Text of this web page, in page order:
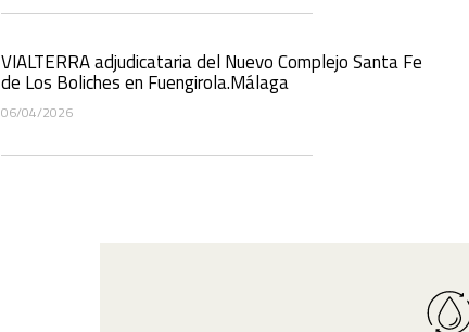
VIALTERRA adjudicataria del Nuevo Complejo Santa Fe
de Los Boliches en Fuengirola.Málaga
06/04/2026